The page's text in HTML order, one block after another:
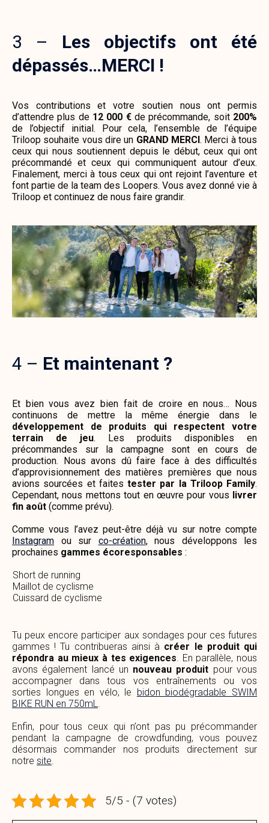
3 – Les objectifs ont été
dépassés…MERCI !
Vos contributions et votre soutien nous ont permis
d’attendre plus de 12 000 €de précommande, soit 200%
de l’objectif initial. Pour cela, l’ensemble de l’équipe
Triloop souhaite vous dire un GRAND MERCI. Merci à tous
ceux qui nous soutiennent depuis le début, ceux qui ont
précommandé et ceux qui communiquent autour d’eux.
Finalement, merci à tous ceux qui ont rejoint l’aventure et
font partie de la team des Loopers. Vous avez donné vie à
Triloop et continuez de nous faire grandir.
4 – Et maintenant ?
Et bien vous avez bien fait de croire en nous… Nous
continuons de mettre la même énergie dans le
développement de produits qui respectent votre
terrain de jeu. Les produits disponibles en
précommandes sur la campagne sont en cours de
production. Nous avons dû faire face à des difficultés
d’approvisionnement des matières premières que nous
avions sourcées et faites tester par la Triloop Family.
Cependant, nous mettons tout en œuvre pour vous livrer
fin août (comme prévu).
Comme vous l’avez peut-être déjà vu sur notre compte
Instagram ou sur co-création, nous développons les
prochaines gammes écoresponsables :
Short de running
Maillot de cyclisme
Cuissard de cyclisme
Tu peux encore participer aux sondages pour ces futures
gammes ! Tu contribueras ainsi à créer le produit qui
répondra au mieux à tes exigences. En parallèle, nous
avons également lancé un nouveau produit pour vous
accompagner dans tous vos entraînements ou vos
sorties longues en vélo, le
bidon biodégradable SWIM
BIKE RUN en 750mL.
Enfin, pour tous ceux qui n’ont pas pu précommander
pendant la campagne de crowdfunding, vous pouvez
désormais commander nos produits directement sur
notre site.
5/5 - (7 votes)